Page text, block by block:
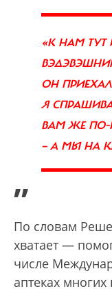
«К НАМ
ОН
Я
ВАМ ЖЕ ПО-
— А МЫ НА
”
По словам
хватает —
числе
аптеках